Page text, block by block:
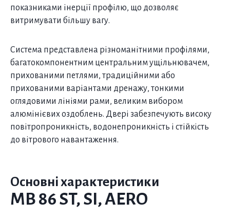
показниками інерції профілю, що дозволяє
витримувати більшу вагу.
Система представлена різноманітними профілями,
багатокомпонентним центральним ущільнювачем,
прихованими петлями, традиційними або
прихованими варіантами дренажу, тонкими
оглядовими лініями рами, великим вибором
алюмінієвих оздоблень. Двері забезпечують високу
повітропроникність, водонепроникність і стійкість
до вітрового навантаження.
Основні характеристики
MB 86 ST, SI, AERO